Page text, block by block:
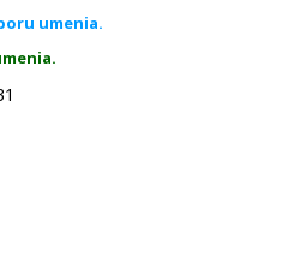
umenia.